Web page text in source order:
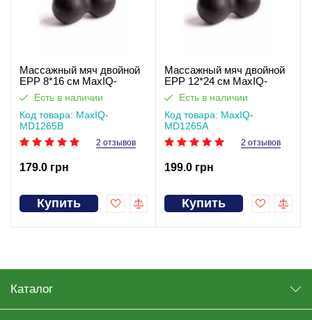
Массажный мяч двойной
ЕРР 8*16 см MaxIQ-
MD1265В
Есть в наличии
Код товара: MaxIQ-
MD1265В
2 отзывов
179.0 грн
Купить
Массажный мяч двойной
ЕРР 12*24 см MaxIQ-
MD1265А
Есть в наличии
Код товара: MaxIQ-
MD1265А
2 отзывов
199.0 грн
Купить
Каталог